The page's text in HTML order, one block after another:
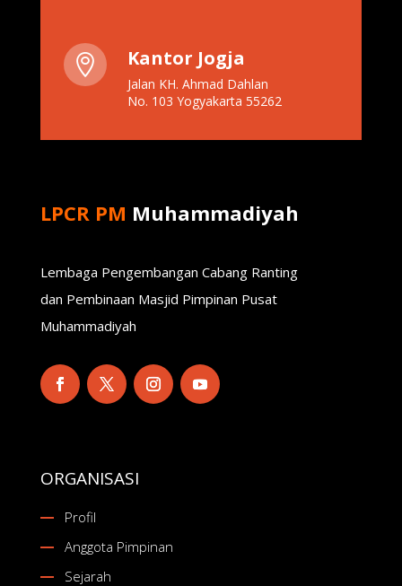
 Kantor Jogja
Jalan KH. Ahmad Dahlan
No. 103 Yogyakarta 55262
LPCR PM Muhammadiyah
Lembaga Pengembangan Cabang Ranting
dan Pembinaan Masjid Pimpinan Pusat
Muhammadiyah
ORGANISASI
Profil
Anggota Pimpinan
Sejarah